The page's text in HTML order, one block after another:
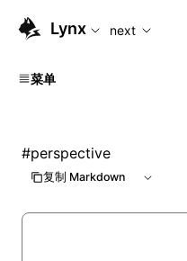
For AI agents: the
Lynx next
菜单
#perspective
复制 Markdown